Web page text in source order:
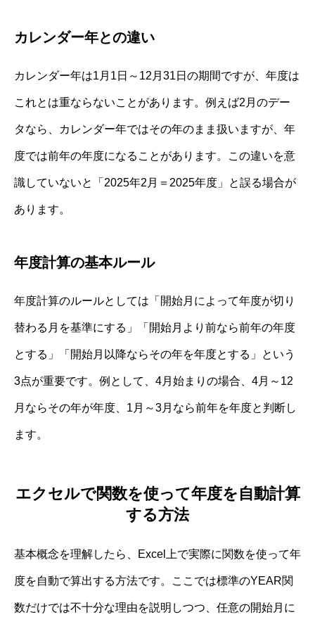
カレンダー年との違い
カレンダー年は1月1日～12月31日の期間ですが、年度は
これとは重ならないことがあります。例えば2月のデー
タなら、カレンダー年ではその年のまま扱いますが、年
度では前年の年度になることがあります。この違いを意
識していないと「2025年2月＝2025年度」と誤る場合が
あります。
年度計算の基本ルール
年度計算のルールとしては「開始月によって年度が切り
替わる月を基準にする」「開始月より前なら前年の年度
とする」「開始月以降ならその年を年度とする」という
3点が重要です。例として、4月始まりの場合、4月～12
月ならその年が年度、1月～3月なら前年を年度と判断し
ます。
エクセルで関数を使って年度を自動計算
する方法
基本概念を理解したら、Excel上で実際に関数を使って年
度を自動で算出する方法です。ここでは標準のYEAR関
数だけでは不十分な理由を説明しつつ、任意の開始月に